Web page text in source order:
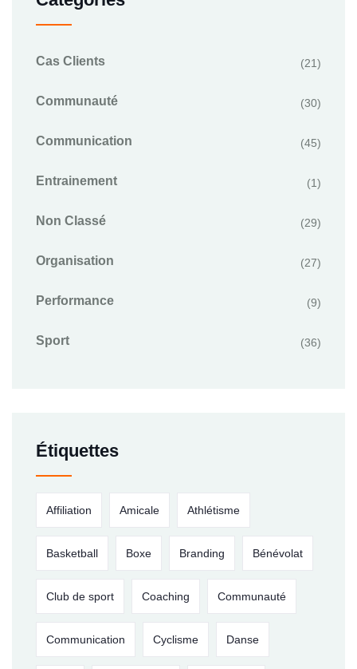
Cas Clients (21)
Communauté (30)
Communication (45)
Entrainement (1)
Non Classé (29)
Organisation (27)
Performance (9)
Sport (36)
Étiquettes
Affiliation Amicale Athlétisme
Basketball Boxe Branding Bénévolat
Club de sport Coaching Communauté
Communication Cyclisme Danse